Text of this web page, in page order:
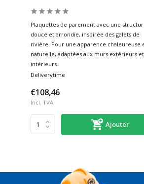
Plaquettes de parement avec une
douce et arrondie, inspirée des galets de
rivière. Pour une apparence chaleureuse
naturelle, adaptées aux murs extérieurs et
intérieurs.
Deliverytime
€108,46
Incl. TVA
Ajouter